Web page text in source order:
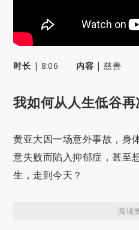
时长 | 8:06 内容 |慈善
我如何从人生低谷再
黄亚大因一场意外事故，身
意失败而陷入抑郁症，甚至
生，走到今天？
阅读